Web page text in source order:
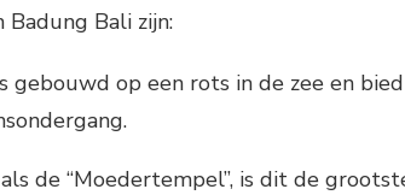
Bali zijn:
gebouwd op een rots in de zee en
de “Moedertempel”, is dit de